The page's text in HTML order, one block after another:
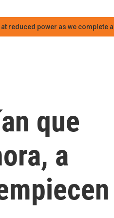
reduced power as we complete
que
a